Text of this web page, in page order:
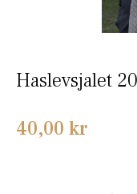
Haslevsjalet
Normalpris
40,00 kr